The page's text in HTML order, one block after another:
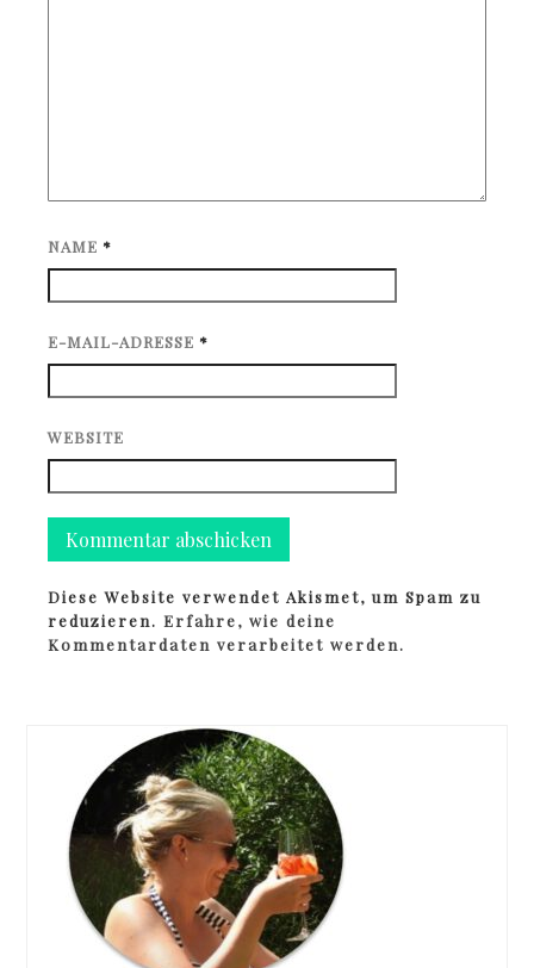
NAME *
E-MAIL-ADRESSE *
WEBSITE
Diese Website verwendet Akismet, um Spam zu
reduzieren.Erfahre, wie deine
Kommentardaten verarbeitet werden.